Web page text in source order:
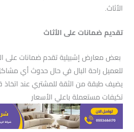
الأثاث.
تقديم ضمانات على الأثاث
بعض معارض إشبيلية تقدم ضمانات على
للعميل راحة البال في حال حدوث أي
يضيف طبقة من الثقة للمشتري عند
تكيفات مستعملة باعلي الأسعار